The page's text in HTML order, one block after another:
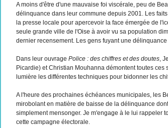
A moins d'être d'une mauvaise foi viscérale, peu de
délinquance dans leur commune depuis 2001. Les
la presse locale pour apercevoir la face émergée de
seule grande ville de l'Oise à avoir vu sa population
dernier recensement. Les gens fuyant une
Dans leur ouvrage Police : des chiffres et des doutes,
Picardie) et Christian Mouhanna démontent toutes
lumière les différentes techniques pour bidonner les
A l'heure des prochaines échéances municipales, les
mirobolant en matière de baisse de la délinquance
simplement mensonger. Je m'engage à le lui rappeler
cette campagne électorale.